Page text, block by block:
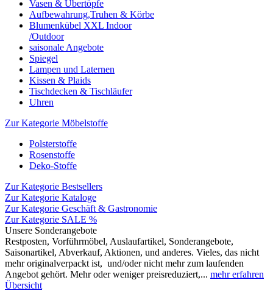
Vasen & Übertöpfe
Aufbewahrung,Truhen & Körbe
Blumenkübel XXL Indoor
/Outdoor
saisonale Angebote
Spiegel
Lampen und Laternen
Kissen & Plaids
Tischdecken & Tischläufer
Uhren
Zur Kategorie Möbelstoffe
Polsterstoffe
Rosenstoffe
Deko-Stoffe
Zur Kategorie Bestsellers
Zur Kategorie Kataloge
Zur Kategorie Geschäft & Gastronomie
Zur Kategorie SALE %
Unsere Sonderangebote
Restposten, Vorführmöbel, Auslaufartikel, Sonderangebote,
Saisonartikel, Abverkauf, Aktionen, und anderes. Vieles, das nicht
mehr originalverpackt ist, und/oder nicht mehr zum laufenden
Angebot gehört. Mehr oder weniger preisreduziert,... mehr erfahren
Übersicht